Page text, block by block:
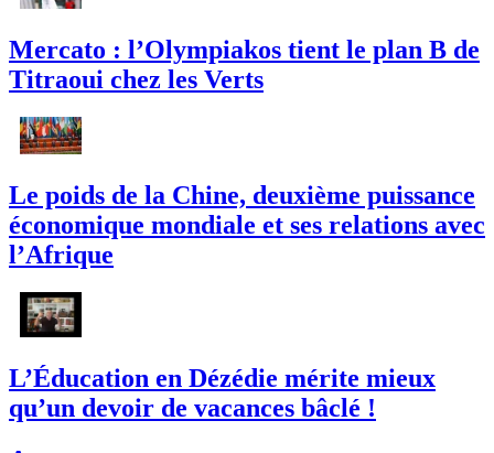
Mercato : l’Olympiakos tient le plan B de
Titraoui chez les Verts
Le poids de la Chine, deuxième puissance
économique mondiale et ses relations avec
l’Afrique
L’Éducation en Dézédie mérite mieux
qu’un devoir de vacances bâclé !